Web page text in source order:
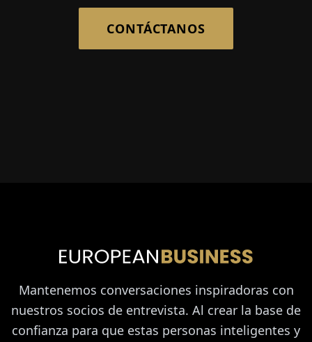
CONTÁCTANOS
Mantenemos conversaciones inspiradoras con
nuestros socios de entrevista. Al crear la base de
confianza para que estas personas inteligentes y